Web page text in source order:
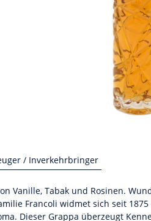
/ Inverkehrbringer
Vanille, Tabak und Rosinen.
Francoli widmet sich seit
Dieser Grappa überzeugt